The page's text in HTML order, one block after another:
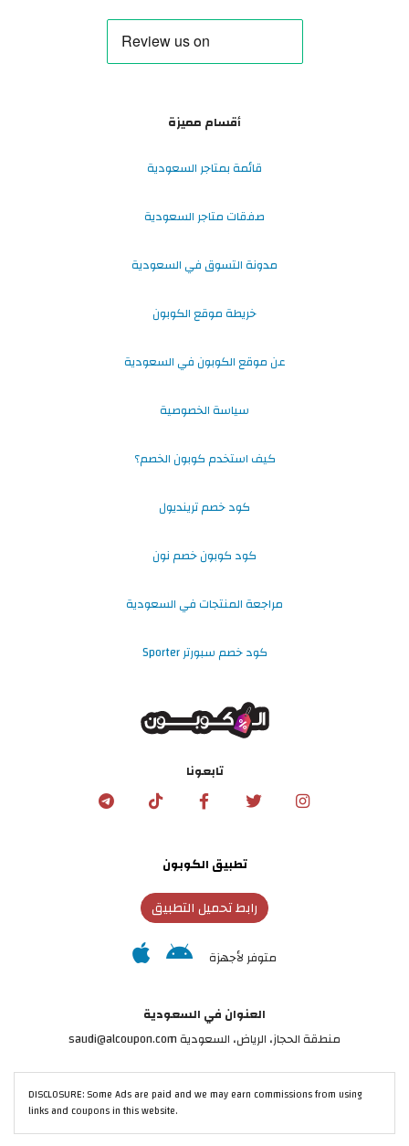
أقسام مميزة
قائمة بمتاجر السعودية
صفقات متاجر السعودية
مدونة التسوق في السعودية
خريطة موقع الكوبون
عن موقع الكوبون في السعودية
سياسة الخصوصية
كيف استخدم كوبون الخصم؟
كود خصم ترينديول
كود كوبون خصم نون
مراجعة المنتجات في السعودية
كود خصم سبورتر Sporter
تابعونا
تطبيق الكوبون
رابط تحميل التطبيق
متوفر لأجهزة
العنوان في السعودية
منطقة الحجاز، الرياض، السعودية saudi@alcoupon.com
DISCLOSURE: Some Ads are paid and we may earn commissions from using
links and coupons in this website.